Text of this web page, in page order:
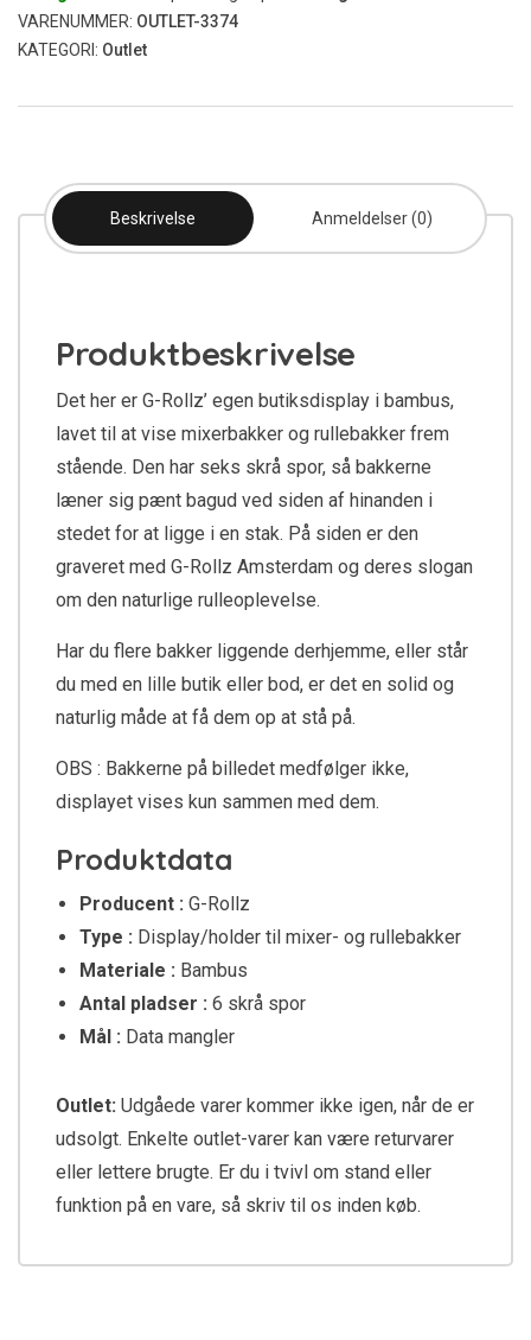
antal
VARENUMMER: OUTLET-3374
KATEGORI: Outlet
Beskrivelse Anmeldelser (0)
Produktbeskrivelse
Det her er G-Rollz’ egen butiksdisplay i bambus,
lavet til at vise mixerbakker og rullebakker frem
stående. Den har seks skrå spor, så bakkerne
læner sig pænt bagud ved siden af hinanden i
stedet for at ligge i en stak. På siden er den
graveret med G-Rollz Amsterdam og deres slogan
om den naturlige rulleoplevelse.
Har du flere bakker liggende derhjemme, eller står
du med en lille butik eller bod, er det en solid og
naturlig måde at få dem op at stå på.
OBS : Bakkerne på billedet medfølger ikke,
displayet vises kun sammen med dem.
Produktdata
Producent : G-Rollz
Type : Display/holder til mixer- og rullebakker
Materiale : Bambus
Antal pladser : 6 skrå spor
Mål : Data mangler
Outlet: Udgåede varer kommer ikke igen, når de er
udsolgt. Enkelte outlet-varer kan være returvarer
eller lettere brugte. Er du i tvivl om stand eller
funktion på en vare, så skriv til os inden køb.